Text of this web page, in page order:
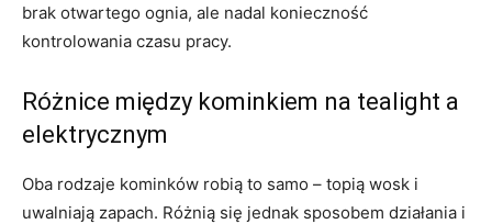
brak otwartego ognia, ale nadal konieczność
kontrolowania czasu pracy.
Różnice między kominkiem na tealight a
elektrycznym
Oba rodzaje kominków robią to samo – topią wosk i
uwalniają zapach. Różnią się jednak sposobem działania i